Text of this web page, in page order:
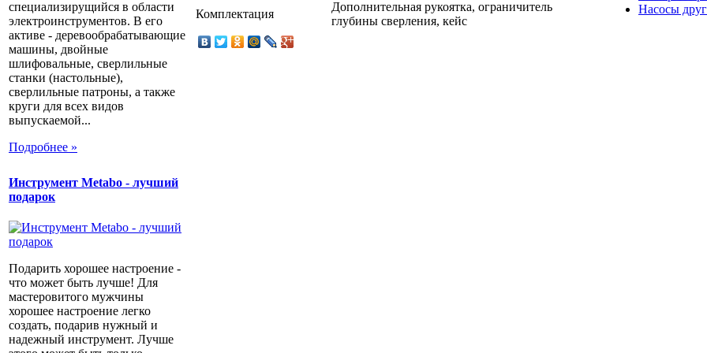
специализирущийся в области
электроинструментов. В его
активе - деревообрабатывающие
машины, двойные
шлифовальные, сверлильные
станки (настольные),
сверлильные патроны, а также
круги для всех видов
выпускаемой...
Подробнее »
Инструмент Metabo - лучший
подарок
Подарить хорошее настроение -
что может быть лучше! Для
мастеровитого мужчины
хорошее настроение легко
создать, подарив нужный и
надежный инструмент. Лучше
Комплектация
Дополнительная рукоятка, ограничитель
глубины сверления, кейс
Насосы